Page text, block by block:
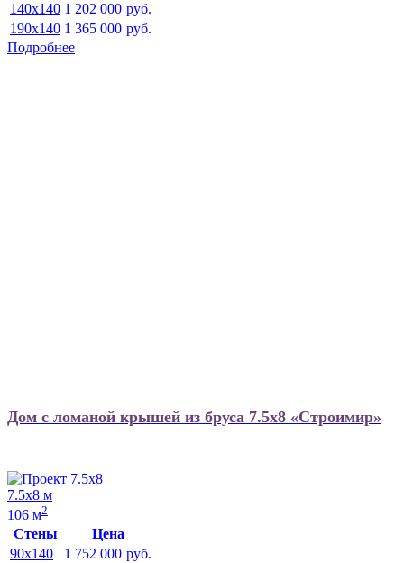
140x140 1 202 000 руб.
190x140 1 365 000 руб.
Подробнее
Дом с ломаной крышей из бруса 7.5х8 «Строимир»
7.5х8 м
106 м2
Стены
Цена
90x140
1 752 000 руб.